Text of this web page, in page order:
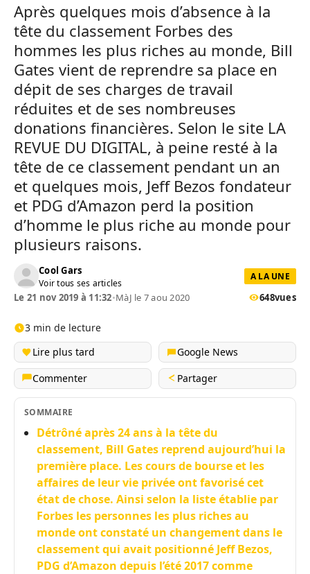
Après quelques mois d’absence à la
tête du classement Forbes des
hommes les plus riches au monde, Bill
Gates vient de reprendre sa place en
dépit de ses charges de travail
réduites et de ses nombreuses
donations financières. Selon le site LA
REVUE DU DIGITAL, à peine resté à la
tête de ce classement pendant un an
et quelques mois, Jeff Bezos fondateur
et PDG d’Amazon perd la position
d’homme le plus riche au monde pour
plusieurs raisons.
Cool Gars
Voir tous ses articles
A LA UNE
Le 21 nov 2019 à 11:32•MàJ le 7 aou 2020 648vues
3 min de lecture
Lire plus tard
Google News
Commenter
Partager
SOMMAIRE
Détrôné après 24 ans à la tête du
classement, Bill Gates reprend aujourd’hui la
première place. Les cours de bourse et les
affaires de leur vie privée ont favorisé cet
état de chose. Ainsi selon la liste établie par
Forbes les personnes les plus riches au
monde ont constaté un changement dans le
classement qui avait positionné Jeff Bezos,
PDG d’Amazon depuis l’été 2017 comme